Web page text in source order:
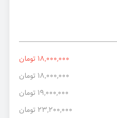
18,000,000 تومان
18,000,000 تومان
19,000,000 تومان
23,200,000 تومان